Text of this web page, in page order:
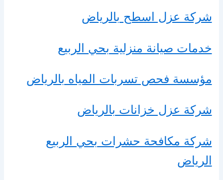
شركة عزل اسطح بالرياض
خدمات صيانة منزلية بحي الربيع
مؤسسة فحص تسربات المياه بالرياض
شركة عزل خزانات بالرياض
شركة مكافحة حشرات بحي الربيع
الرياض